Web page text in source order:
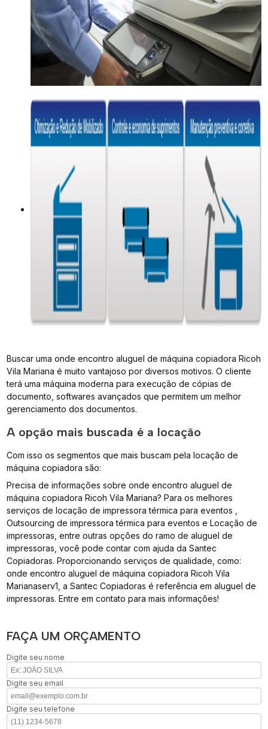
Buscar uma onde encontro aluguel de máquina copiadora Ricoh
Vila Mariana é muito vantajoso por diversos motivos. O cliente
terá uma máquina moderna para execução de cópias de
documento, softwares avançados que permitem um melhor
gerenciamento dos documentos.
A opção mais buscada é a locação
Com isso os segmentos que mais buscam pela locação de
máquina copiadora são:
Precisa de informações sobre onde encontro aluguel de
máquina copiadora Ricoh Vila Mariana? Para os melhores
serviços de locação de impressora térmica para eventos ,
Outsourcing de impressora térmica para eventos e Locação de
impressoras, entre outras opções do ramo de aluguel de
impressoras, você pode contar com ajuda da Santec
Copiadoras. Proporcionando serviços de qualidade, como:
onde encontro aluguel de máquina copiadora Ricoh Vila
Marianaserv1, a Santec Copiadoras é referência em aluguel de
impressoras. Entre em contato para mais informações!
FAÇA UM ORÇAMENTO
Digite seu nome
Digite seu email
Digite seu telefone